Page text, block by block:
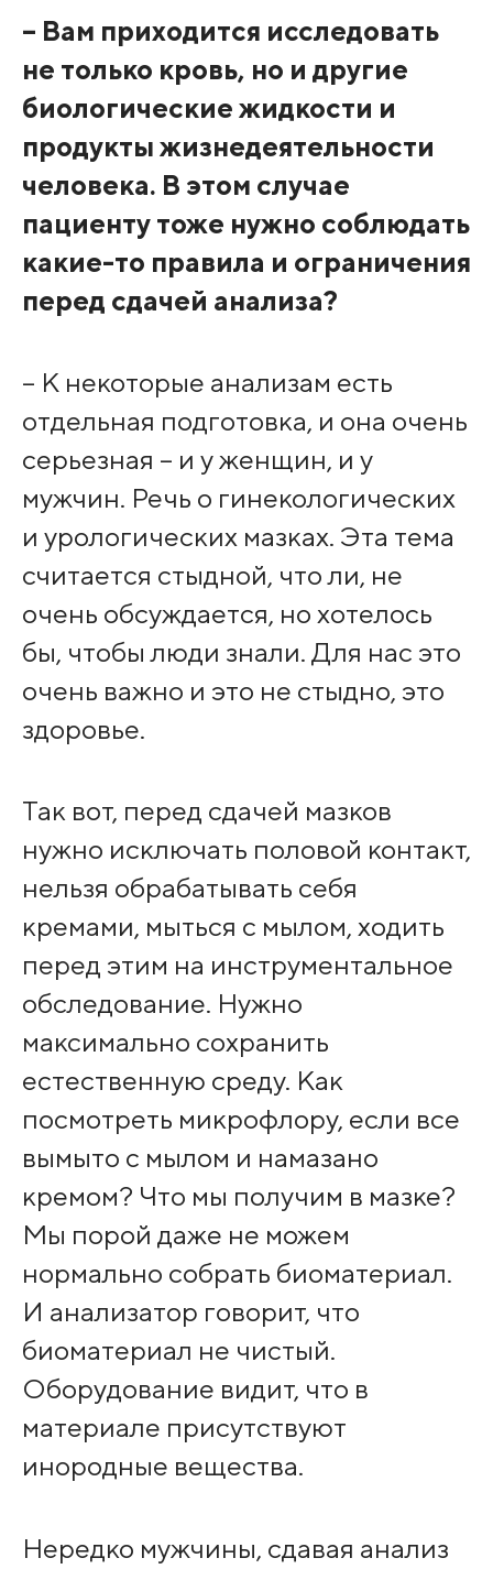
– Вам приходится исследовать
не только кровь, но и другие
биологические жидкости и
продукты жизнедеятельности
человека. В этом случае
пациенту тоже нужно соблюдать
какие-то правила и ограничения
перед сдачей анализа?
– К некоторые анализам есть
отдельная подготовка, и она очень
серьезная – и у женщин, и у
мужчин. Речь о гинекологических
и урологических мазках. Эта тема
считается стыдной, что ли, не
очень обсуждается, но хотелось
бы, чтобы люди знали. Для нас это
очень важно и это не стыдно, это
здоровье.
Так вот, перед сдачей мазков
нужно исключать половой контакт,
нельзя обрабатывать себя
кремами, мыться с мылом, ходить
перед этим на инструментальное
обследование. Нужно
максимально сохранить
естественную среду. Как
посмотреть микрофлору, если все
вымыто с мылом и намазано
кремом? Что мы получим в мазке?
Мы порой даже не можем
нормально собрать биоматериал.
И анализатор говорит, что
биоматериал не чистый.
Оборудование видит, что в
материале присутствуют
инородные вещества.
Нередко мужчины, сдавая анализ